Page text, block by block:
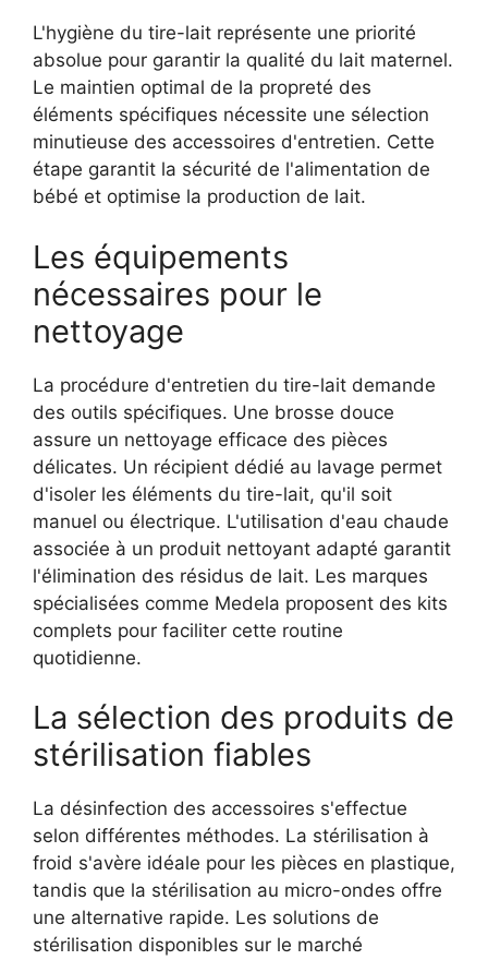
L'hygiène du tire-lait représente une priorité
absolue pour garantir la qualité du lait maternel.
Le maintien optimal de la propreté des
éléments spécifiques nécessite une sélection
minutieuse des accessoires d'entretien. Cette
étape garantit la sécurité de l'alimentation de
bébé et optimise la production de lait.
Les équipements
nécessaires pour le
nettoyage
La procédure d'entretien du tire-lait demande
des outils spécifiques. Une brosse douce
assure un nettoyage efficace des pièces
délicates. Un récipient dédié au lavage permet
d'isoler les éléments du tire-lait, qu'il soit
manuel ou électrique. L'utilisation d'eau chaude
associée à un produit nettoyant adapté garantit
l'élimination des résidus de lait. Les marques
spécialisées comme Medela proposent des kits
complets pour faciliter cette routine
quotidienne.
La sélection des produits de
stérilisation fiables
La désinfection des accessoires s'effectue
selon différentes méthodes. La stérilisation à
froid s'avère idéale pour les pièces en plastique,
tandis que la stérilisation au micro-ondes offre
une alternative rapide. Les solutions de
stérilisation disponibles sur le marché